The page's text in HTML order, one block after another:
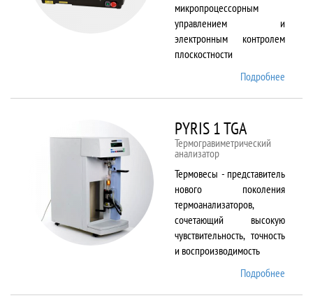
микропроцессорным
управлением и
электронным контролем
плоскостности
Подробнее
PYRIS 1 TGA
Термогравиметрический
анализатор
Термовесы - представитель
нового поколения
термоанализаторов,
сочетающий высокую
чувствительность, точность
и воспроизводимость
Подробнее